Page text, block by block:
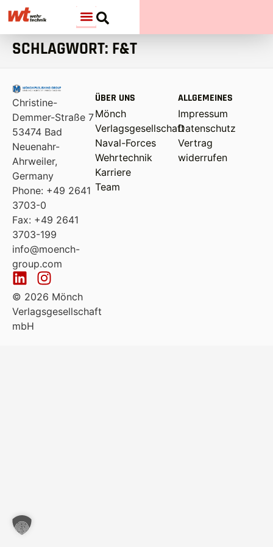
SCHLAGWORT: F&T
Christine-
Demmer-Straße 7
53474 Bad
Neuenahr-
Ahrweiler,
Germany
Phone: +49 2641
3703-0
Fax: +49 2641
3703-199
info@moench-
group.com
© 2026 Mönch
Verlagsgesellschaft
mbH
ÜBER UNS
Mönch
Verlagsgesellschaft
Naval-Forces
Wehrtechnik
Karriere
Team
ALLGEMEINES
Impressum
Datenschutz
Vertrag
widerrufen